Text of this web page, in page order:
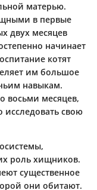
матерью.
в первые
двух месяцев
начинает
котят
им большое
навыкам.
восьми месяцев,
исследовать свою
роль хищников.
существенное
они обитают.